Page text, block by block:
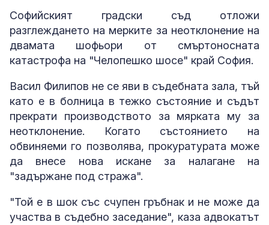
Софийският градски съд отложи
разглеждането на мерките за неотклонение на
двамата шофьори от смъртоносната
катастрофа на "Челопешко шосе" край София.
Васил Филипов не се яви в съдебната зала, тъй
като е в болница в тежко състояние и съдът
прекрати производството за мярката му за
неотклонение. Когато състоянието на
обвиняеми го позволява, прокуратурата може
да внесе нова искане за налагане на
"задържане под стража".
"Той е в шок със счупен гръбнак и не може да
участва в съдебно заседание", каза адвокатът